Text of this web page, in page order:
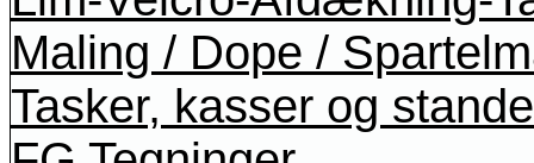
Maling / Dope /
Tasker, kasser og